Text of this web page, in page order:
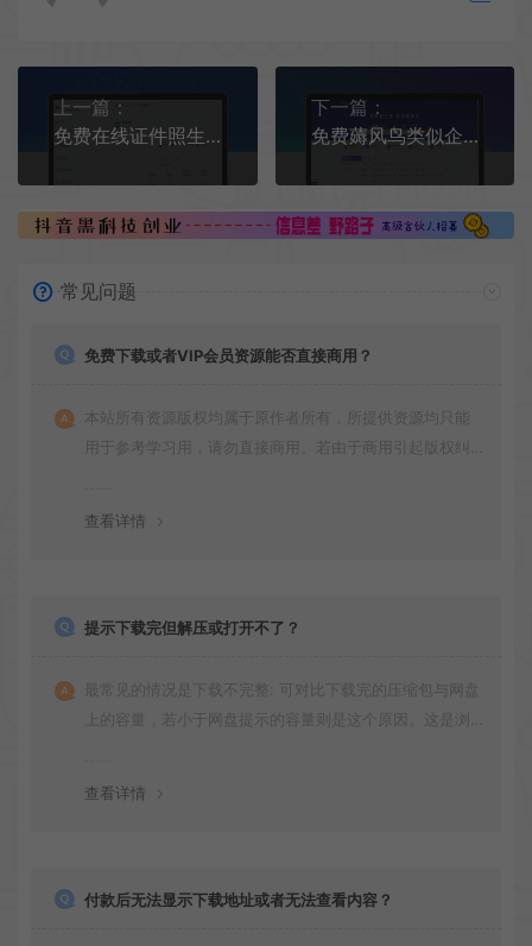
上一篇：
免费在线证件照生成工具-帮小忙工具箱
下一篇：
免费薅风鸟类似企查查、天眼查一年会员
常见问题
免费下载或者VIP会员资源能否直接商用？
本站所有资源版权均属于原作者所有，所提供资源均只能
用于参考学习用，请勿直接商用。若由于商用引起版权纠
查看详情
提示下载完但解压或打开不了？
最常见的情况是下载不完整: 可对比下载完的压缩包与网盘
上的容量，若小于网盘提示的容量则是这个原因。这是浏
查看详情
付款后无法显示下载地址或者无法查看内容？